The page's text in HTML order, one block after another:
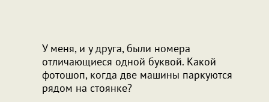
У меня, и у друга, были номера
отличающиеся одной буквой. Какой
фотошоп, когда две машины паркуются
рядом на стоянке?